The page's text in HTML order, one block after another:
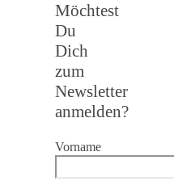
Möchtest
Du
Dich
zum
Newsletter
anmelden?
Vorname